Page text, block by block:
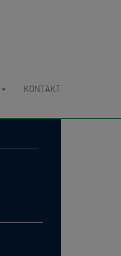
KONTAKT